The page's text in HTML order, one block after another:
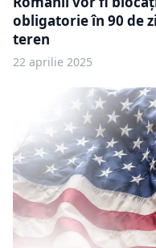
obligatorie în 90 de
teren
22 aprilie 2025